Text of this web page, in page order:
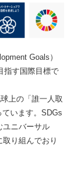
Goals）
指す国際目標で
上の「誰一人取
います。SDGs
ユニバーサル
取り組んでおり